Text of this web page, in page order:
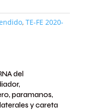
, TE-FE 2020-
del
paramanos,
y careta